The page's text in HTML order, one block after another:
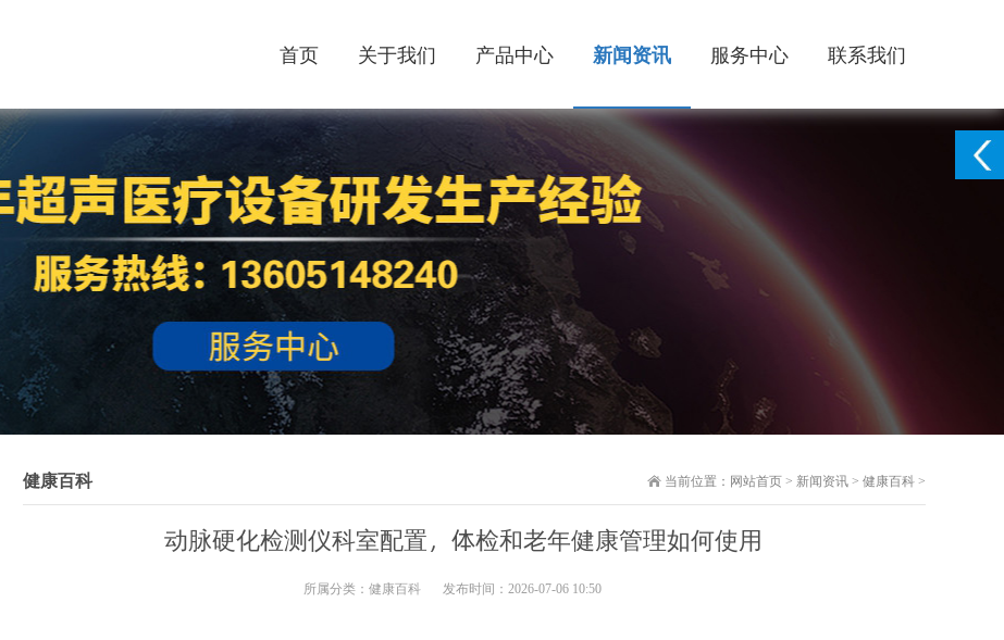
首页 关于我们 产品中心 新闻资讯 服务中心 联系我们
当前位置： 网站首页> 新闻资讯> 健康百科>
健康百科
动脉硬化检测仪科室配置，体检和老年健康管理如何使用
所属分类： 健康百科 发布时间：2026-07-06 10:50